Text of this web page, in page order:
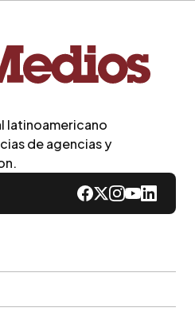
latinoamericano
de agencias y